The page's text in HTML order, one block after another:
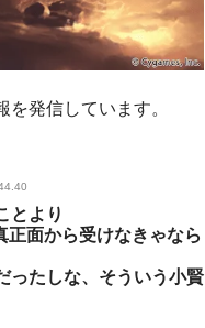
発信しています。
とより
面から受けなきゃなら
ったしな、そういう小賢